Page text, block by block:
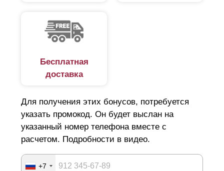
Если в вариантах линейки «Стандарт», «Премиум» и
«Оптима» разница в дизайне достигается за счет
изменения высотыламелейс сохранением Z-
профиля, то в модели «Люкс»
Бесплатная
доставка
Для получения этих бонусов, потребуется
указать промокод. Он будет выслан на
указанный номер телефона вместе с
расчетом. Подробности в видео.
+7